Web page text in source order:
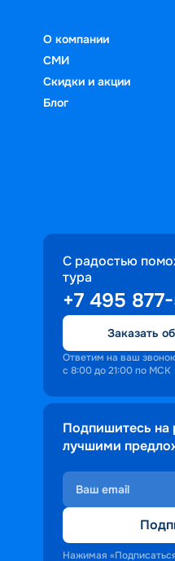
О компании
СМИ
Скидки и акции
Блог
С радостью
тура
+7 495
Заказать
Ответим на ваш
с 8:00 до 21:00 по МСК
Подпишитесь на
лучшими
Нажимая